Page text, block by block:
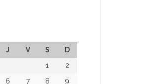
J V S
D
1
2
6 7 8 9